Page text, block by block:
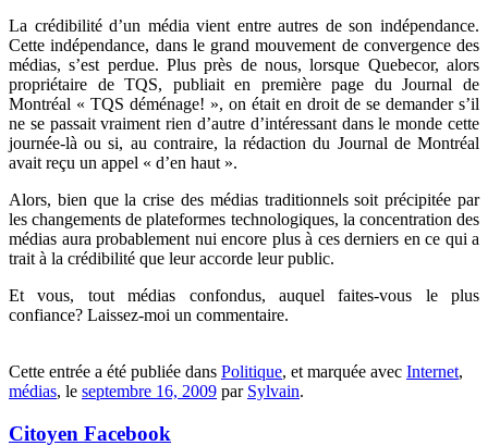
La crédibilité d’un média vient entre autres de son indépendance.
Cette indépendance, dans le grand mouvement de convergence des
médias, s’est perdue. Plus près de nous, lorsque Quebecor, alors
propriétaire de TQS, publiait en première page du Journal de
Montréal « TQS déménage! », on était en droit de se demander s’il
ne se passait vraiment rien d’autre d’intéressant dans le monde cette
journée-là ou si, au contraire, la rédaction du Journal de Montréal
avait reçu un appel « d’en haut ».
Alors, bien que la crise des médias traditionnels soit précipitée par
les changements de plateformes technologiques, la concentration des
médias aura probablement nui encore plus à ces derniers en ce qui a
trait à la crédibilité que leur accorde leur public.
Et vous, tout médias confondus, auquel faites-vous le plus
confiance? Laissez-moi un commentaire.
Cette entrée a été publiée dans Politique, et marquée avec Internet,
médias, le septembre 16, 2009 par Sylvain.
Citoyen Facebook